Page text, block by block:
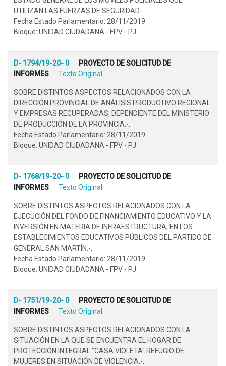
UTILIZAN LAS FUERZAS DE SEGURIDAD.-.
Fecha Estado Parlamentario: 28/11/2019
Bloque: UNIDAD CIUDADANA - FPV - PJ
D- 1794/19-20- 0
PROYECTO DE SOLICITUD DE
INFORMES
Texto Original
SOBRE DISTINTOS ASPECTOS RELACIONADOS CON LA
DIRECCIÓN PROVINCIAL DE ANÁLISIS PRODUCTIVO REGIONAL
Y EMPRESAS RECUPERADAS, DEPENDIENTE DEL MINISTERIO
DE PRODUCCIÓN DE LA PROVINCIA.-.
Fecha Estado Parlamentario: 28/11/2019
Bloque: UNIDAD CIUDADANA - FPV - PJ
D- 1768/19-20- 0
PROYECTO DE SOLICITUD DE
INFORMES
Texto Original
SOBRE DISTINTOS ASPECTOS RELACIONADOS CON LA
EJECUCIÓN DEL FONDO DE FINANCIAMIENTO EDUCATIVO Y LA
INVERSIÓN EN MATERIA DE INFRAESTRUCTURA, EN LOS
ESTABLECIMIENTOS EDUCATIVOS PÚBLICOS DEL PARTIDO DE
GENERAL SAN MARTÍN.-.
Fecha Estado Parlamentario: 28/11/2019
Bloque: UNIDAD CIUDADANA - FPV - PJ
D- 1751/19-20- 0
PROYECTO DE SOLICITUD DE
INFORMES
Texto Original
SOBRE DISTINTOS ASPECTOS RELACIONADOS CON LA
SITUACIÓN EN LA QUE SE ENCUENTRA EL HOGAR DE
PROTECCIÓN INTEGRAL "CASA VIOLETA" REFUGIO DE
MUJERES EN SITUACIÓN DE VIOLENCIA.-.